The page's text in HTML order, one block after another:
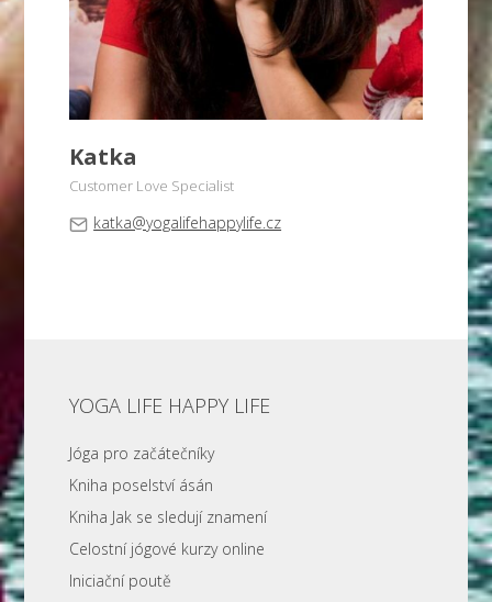
Katka
Customer Love Specialist
katka@yogalifehappylife.cz
YOGA LIFE HAPPY LIFE
Jóga pro začátečníky
Kniha poselství ásán
Kniha Jak se sledují znamení
Celostní jógové kurzy online
Iniciační poutě